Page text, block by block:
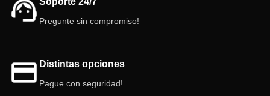
Pregunte sin compromiso!
Distintas opciones
Pague con seguridad!